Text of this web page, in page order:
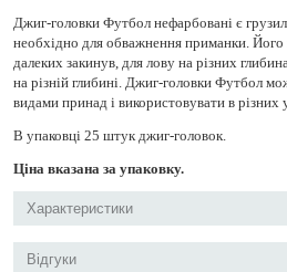
Джиг-головки Футбол нефарбовані є
необхідно для обважнення приманки.
далеких закинув, для лову на різних
на різній глибині. Джиг-головки Футбол
видами принад і використовувати в різних
В упаковці 25 штук джиг-головок.
Ціна вказана за упаковку.
Характеристики
Відгуки